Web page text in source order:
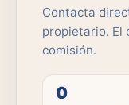
Contacta
propietario. El
comisión.
0